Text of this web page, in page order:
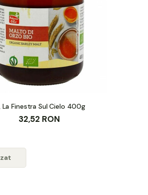
Finestra Sul Cielo 400g
32,52 RON